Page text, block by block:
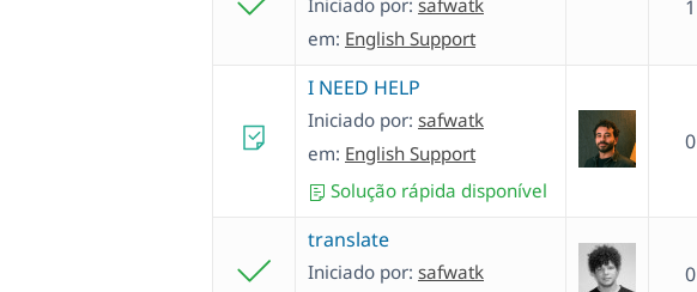
Iniciado por: safwatk
em: English Support
1
I NEED HELP
Iniciado por: safwatk
em: English Support
Solução rápida disponível
0
translate
Iniciado por: safwatk
0